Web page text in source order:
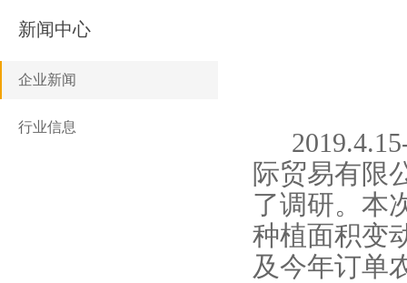
新闻中心
企业新闻
行业信息
际贸易有限
了调研。本
种植面积变
及今年订单